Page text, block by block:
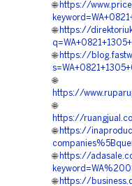
🌐 https://
🌐 https://
🌐 https://
🌐
https://
🌐
https://
🌐 https://
🌐 https://
🌐 https://